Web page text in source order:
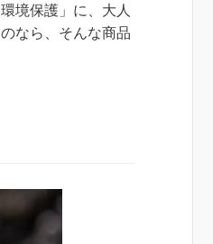
境保護」に、大人
なら、そんな商品